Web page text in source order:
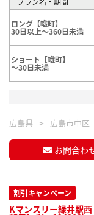
ロング【幟町】
30日以上～360日未満
ショート【幟町】
～30日未満
広島県 広島市中区
お問合わ
割引キャンペーン
Kマンスリー緑井駅